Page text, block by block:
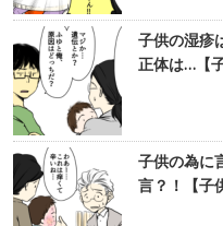
子供の湿疹
正体は…【
子供の為に
言？！【子